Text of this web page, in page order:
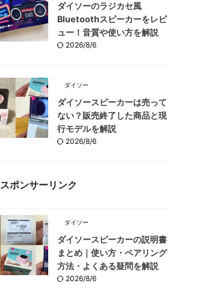
ダイソーのラジカセ風
Bluetoothスピーカーをレビ
ュー！音質や使い方を解説
2026/8/6
ダイソー
ダイソースピーカーは売って
ない？販売終了した商品と現
行モデルを解説
2026/8/6
スポンサーリンク
ダイソー
ダイソースピーカーの説明書
まとめ｜使い方・ペアリング
方法・よくある疑問を解説
2026/8/6